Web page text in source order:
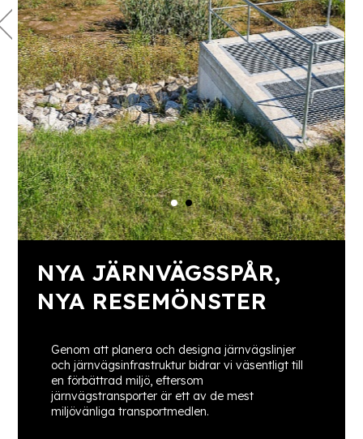
NYA JÄRNVÄGSSPÅR,
NYA RESEMÖNSTER
Genom att planera och designa järnvägslinjer
och järnvägsinfrastruktur bidrar vi väsentligt till
en förbättrad miljö, eftersom
järnvägstransporter är ett av de mest
miljövänliga transportmedlen.